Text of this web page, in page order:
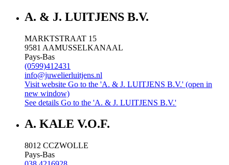
A. & J. LUITJENS B.V.
MARKTSTRAAT 15
9581 AAMUSSELKANAAL
Pays-Bas
(0599)412431
info@juwelierluitjens.nl
Visit website Go to the 'A. & J. LUITJENS B.V.' (open in
new window)
See details Go to the 'A. & J. LUITJENS B.V.'
A. KALE V.O.F.
8012 CCZWOLLE
Pays-Bas